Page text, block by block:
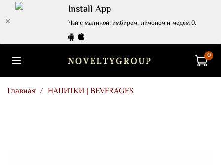
Install App
Чай с малиной, имбирем, лимоном и медом 0.7 л. |
0
Главная НАПИТКИ | BEVERAGES